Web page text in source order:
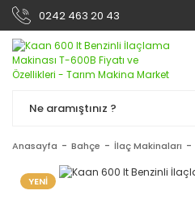
0242 463 20 43
Anasayfa Bahçe İlaç Makinaları
YENİ